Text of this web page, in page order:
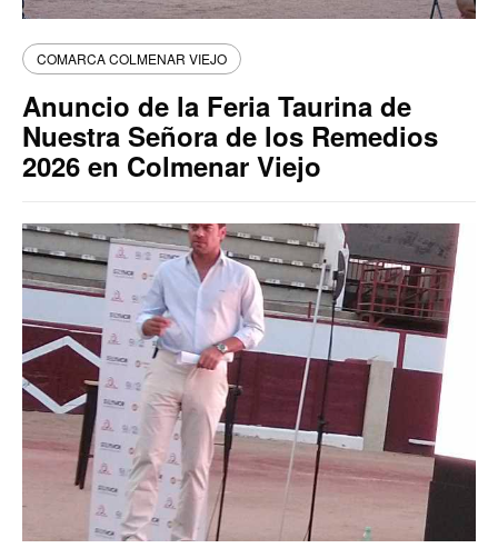
COMARCA COLMENAR VIEJO
Anuncio de la Feria Taurina de
Nuestra Señora de los Remedios
2026 en Colmenar Viejo